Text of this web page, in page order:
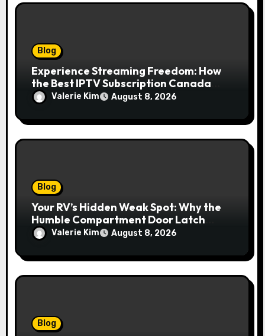
Blog
Experience Streaming Freedom: How
the Best IPTV Subscription Canada
Redefines Home Entertainment
Valerie Kim August 8, 2026
Blog
Your RV’s Hidden Weak Spot: Why the
Humble Compartment Door Latch
Deserves Much More Attention
Valerie Kim August 8, 2026
Blog